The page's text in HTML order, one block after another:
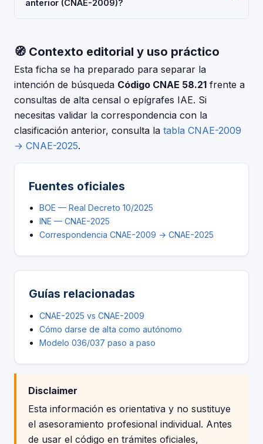
de alta en la Seguridad Social (RETA), al registrar una
anterior (CNAE-2009)?
para verificar si el código 58.21 tuvo modificaciones. El
periodo de adaptación fue hasta el 30 de junio de
2025.
🧭 Contexto editorial y uso práctico
Esta ficha se ha preparado para separar la
intención de búsqueda Código CNAE 58.21 frente a
consultas de alta censal o epígrafes IAE. Si
necesitas validar la correspondencia con la
clasificación anterior, consulta la tabla CNAE-2009
→ CNAE-2025.
Fuentes oficiales
BOE — Real Decreto 10/2025
INE — CNAE-2025
Correspondencia CNAE-2009 → CNAE-2025
Guías relacionadas
CNAE-2025 vs CNAE-2009
Cómo darse de alta como autónomo
Modelo 036/037 paso a paso
Disclaimer
Esta información es orientativa y no sustituye
el asesoramiento profesional individual. Antes
de usar el código en trámites oficiales,